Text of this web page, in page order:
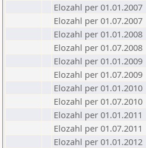
Elozahl per 01.01.2007
Elozahl per 01.07.2007
Elozahl per 01.01.2008
Elozahl per 01.07.2008
Elozahl per 01.01.2009
Elozahl per 01.07.2009
Elozahl per 01.01.2010
Elozahl per 01.07.2010
Elozahl per 01.01.2011
Elozahl per 01.07.2011
Elozahl per 01.01.2012